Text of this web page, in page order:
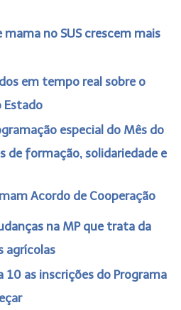
no SUS crescem mais
em tempo real sobre o
Estado
especial do Mês do
de formação, solidariedade e
Acordo de Cooperação
na MP que trata da
agrícolas
10 as inscrições do Programa